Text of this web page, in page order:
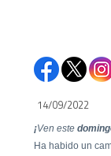
14/09/2022
¡Ven este
Ha habido un